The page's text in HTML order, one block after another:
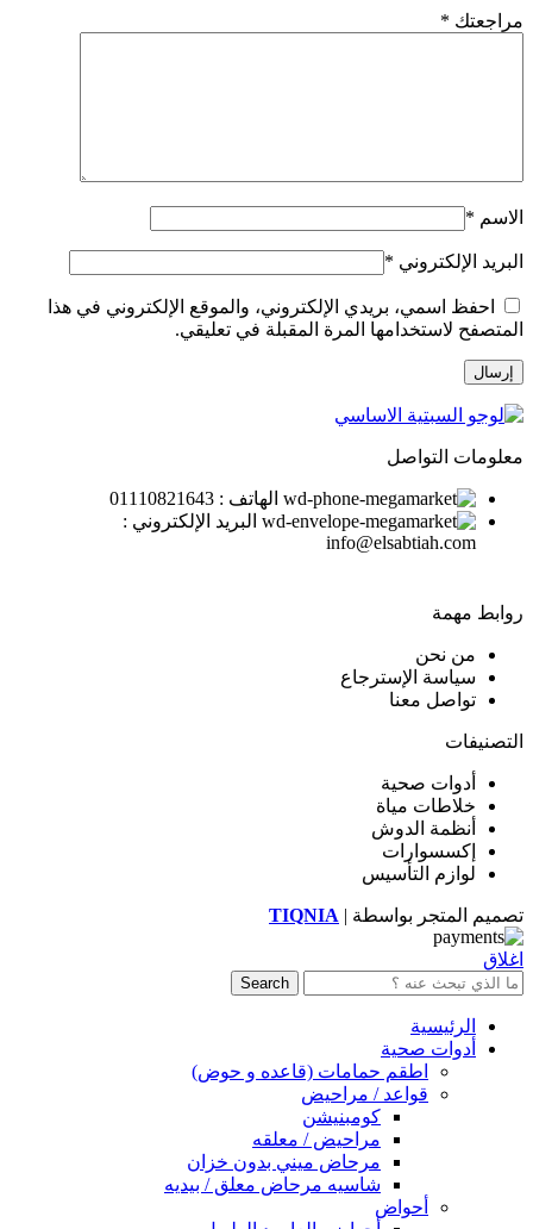
مراجعتك *
الاسم *
البريد الإلكتروني *
احفظ اسمي، بريدي الإلكتروني، والموقع الإلكتروني في هذا
المتصفح لاستخدامها المرة المقبلة في تعليقي.
معلومات التواصل
الهاتف : 01110821643
البريد الإلكتروني :
info@elsabtiah.com
روابط مهمة
من نحن
سياسة الإسترجاع
تواصل معنا
التصنيفات
أدوات صحية
خلاطات مياة
أنظمة الدوش
إكسسوارات
لوازم التأسيس
تصميم المتجر بواسطة | TIQNIA
اغلاق
Search
الرئيسية
أدوات صحية
اطقم حمامات (قاعده و حوض)
قواعد / مراحيض
كومبنيشن
مراحيض / معلقه
مرحاض ميني بدون خزان
شاسيه مرحاض معلق / بيديه
أحواض